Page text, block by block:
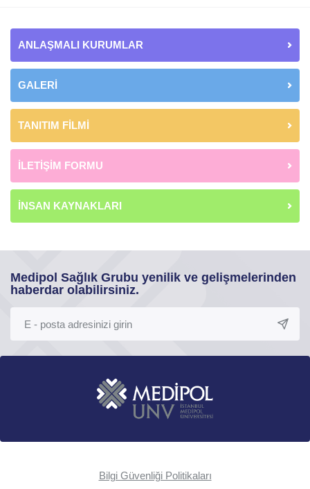
ANLAŞMALI KURUMLAR
GALERİ
TANITIM FİLMİ
İLETİŞİM FORMU
İNSAN KAYNAKLARI
Medipol Sağlık Grubu yenilik ve gelişmelerinden
haberdar olabilirsiniz.
Bilgi Güvenliği Politikaları